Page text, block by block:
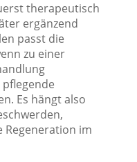
therapeutisch
ergänzend
passt die
zu einer
Es hängt also
Regeneration im